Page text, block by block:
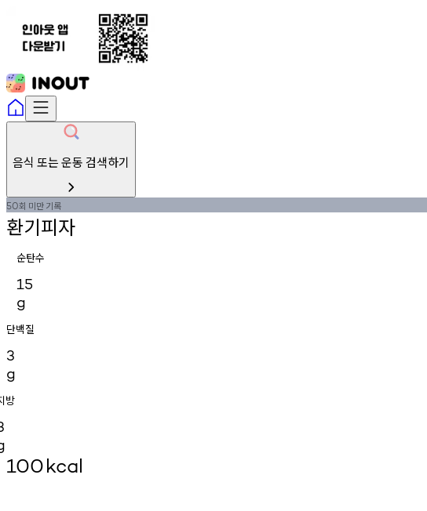
음식 또는 운동 검색하기
50회 미만기록
환기피자
순탄수
15
g
단백질
3
g
방
100kcal